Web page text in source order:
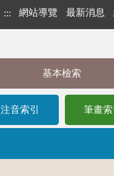
::: 網站導覽 最新消息
基本檢索
注音索引 筆畫索